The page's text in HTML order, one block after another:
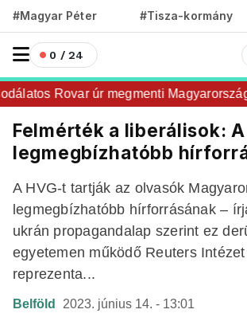
#Magyar Péter #Tisza-kormány
0 / 24
Rovar úr megmenti
Felmérték a liberálisok: A
legmegbízhatóbb
A HVG-t tartják az olvasók
legmegbízhatóbb hírforrásának –
ukrán propagandalap szerint ez
egyetemen működő Reuters
reprezenta...
Belföld 2023. június 14. - 13:01